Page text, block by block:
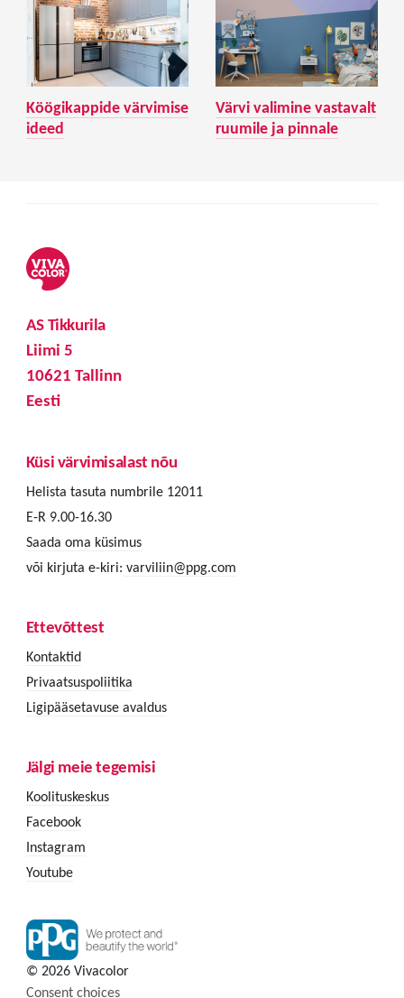
Köögikappide värvimise
ideed
Värvi valimine vastavalt
ruumile ja pinnale
AS Tikkurila
Liimi 5
10621 Tallinn
Eesti
Küsi värvimisalast nõu
Helista tasuta numbrile 12011
E-R 9.00-16.30
Saada oma küsimus
või kirjuta e-kiri: varviliin@ppg.com
Ettevõttest
Kontaktid
Privaatsuspoliitika
Ligipääsetavuse avaldus
Jälgi meie tegemisi
Koolituskeskus
Facebook
Instagram
Youtube
© 2026 Vivacolor
Consent choices